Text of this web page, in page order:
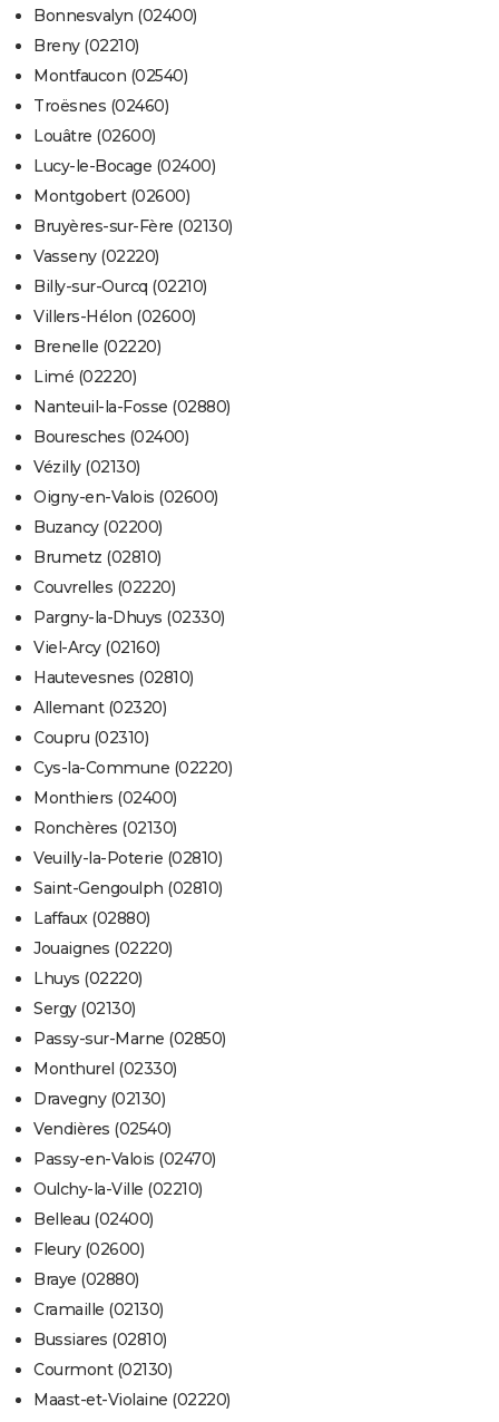
Bonnesvalyn (02400)
Breny (02210)
Montfaucon (02540)
Troësnes (02460)
Louâtre (02600)
Lucy-le-Bocage (02400)
Montgobert (02600)
Bruyères-sur-Fère (02130)
Vasseny (02220)
Billy-sur-Ourcq (02210)
Villers-Hélon (02600)
Brenelle (02220)
Limé (02220)
Nanteuil-la-Fosse (02880)
Bouresches (02400)
Vézilly (02130)
Oigny-en-Valois (02600)
Buzancy (02200)
Brumetz (02810)
Couvrelles (02220)
Pargny-la-Dhuys (02330)
Viel-Arcy (02160)
Hautevesnes (02810)
Allemant (02320)
Coupru (02310)
Cys-la-Commune (02220)
Monthiers (02400)
Ronchères (02130)
Veuilly-la-Poterie (02810)
Saint-Gengoulph (02810)
Laffaux (02880)
Jouaignes (02220)
Lhuys (02220)
Sergy (02130)
Passy-sur-Marne (02850)
Monthurel (02330)
Dravegny (02130)
Vendières (02540)
Passy-en-Valois (02470)
Oulchy-la-Ville (02210)
Belleau (02400)
Fleury (02600)
Braye (02880)
Cramaille (02130)
Bussiares (02810)
Courmont (02130)
Maast-et-Violaine (02220)